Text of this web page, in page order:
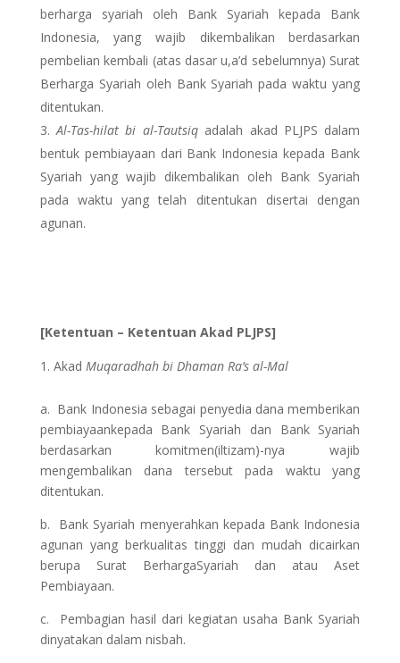
berharga syariah oleh Bank Syariah kepada Bank
Indonesia, yang wajib dikembalikan berdasarkan
pembelian kembali (atas dasar u,a’d sebelumnya) Surat
Berharga Syariah oleh Bank Syariah pada waktu yang
ditentukan.
Al-Tas-hilat bi al-Tautsiqadalah akad PLJPS dalam
bentuk pembiayaan dari Bank Indonesia kepada Bank
Syariah yang wajib dikembalikan oleh Bank Syariah
pada waktu yang telah ditentukan disertai dengan
agunan.
[Ketentuan – Ketentuan Akad PLJPS]
Akad Muqaradhah bi Dhaman Ra’s al-Mal
a. Bank Indonesia sebagai penyedia dana memberikan
pembiayaankepada Bank Syariah dan Bank Syariah
berdasarkan komitmen(iltizam)-nya wajib
mengembalikan dana tersebut pada waktu yang
ditentukan.
b. Bank Syariah menyerahkan kepada Bank Indonesia
agunan yang berkualitas tinggi dan mudah dicairkan
berupa Surat BerhargaSyariah dan atau Aset
Pembiayaan.
c. Pembagian hasil dari kegiatan usaha Bank Syariah
dinyatakan dalam nisbah.